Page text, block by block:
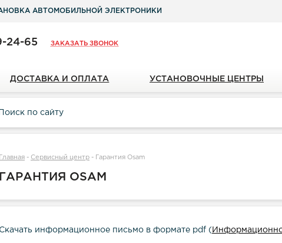
АВТОМОБИЛЬНОЙ ЭЛЕКТРОНИКИ
24-65 ЗАКАЗАТЬ ЗВОНОК
ДОСТАВКА И ОПЛАТА УСТАНОВОЧНЫЕ ЦЕНТРЫ
Главная - Сервисный центр - Гарантия Osam
ГАРАНТИЯ OSAM
Cкачать информационное письмо в формате pdf (